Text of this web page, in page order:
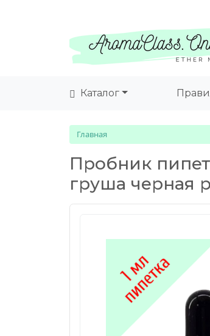
Каталог
Главная
Пробник
груша черная